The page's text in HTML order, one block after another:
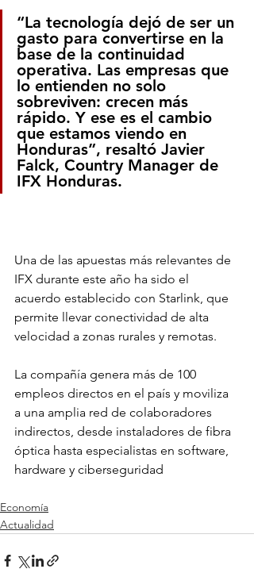
“La tecnología dejó de ser un
gasto para convertirse en la
base de la continuidad
operativa. Las empresas que
lo entienden no solo
sobreviven: crecen más
rápido. Y ese es el cambio
que estamos viendo en
Honduras”, resaltó Javier
Falck, Country Manager de
IFX Honduras.
Una de las apuestas más relevantes de
IFX durante este año ha sido el
acuerdo establecido con Starlink, que
permite llevar conectividad de alta
velocidad a zonas rurales y remotas.
La compañía genera más de 100
empleos directos en el país y moviliza
a una amplia red de colaboradores
indirectos, desde instaladores de fibra
óptica hasta especialistas en software,
hardware y ciberseguridad
Economía
Actualidad